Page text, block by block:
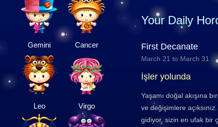
Gemini Cancer
Leo Virgo
Your Daily
First Decanate
March 21 to March 31
İşler yolunda
Yaşamı doğal akışına
ve değişimlere
gidiyor, sizin en ufak bir